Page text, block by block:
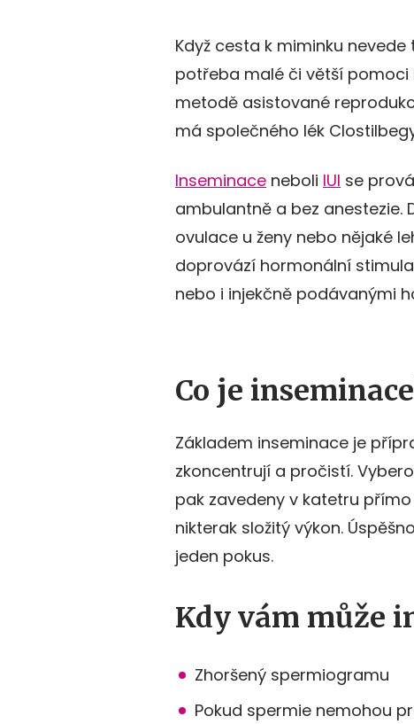
Když cesta k miminku
potřeba malé či větší pomoci
metodě asistované
má společného lék
Inseminace neboli IUI se
ambulantně a bez
ovulace u ženy nebo nějaké
doprovází hormonální
nebo i injekčně podávanými
Co je
Základem inseminace je
zkoncentrují a pročistí.
pak zavedeny v katetru
nikterak složitý výkon.
jeden pokus.
Kdy vám může
Zhoršený spermiogramu
Pokud spermie nemohou